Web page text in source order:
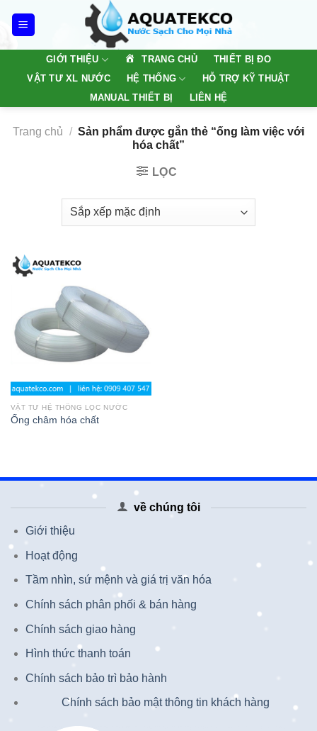
GIỚI THIỆU TRANG CHỦ
THIẾT BỊ ĐO
VẬT TƯ XL NƯỚC
HỆ THỐNG
HỖ TRỢ KỸ THUẬT
MANUAL THIẾT BỊ
LIÊN HỆ
Trang chủ / Sản phẩm được gắn thẻ “ống làm việc với
hóa chất”
LỌC
VẬT TƯ HỆ THỐNG LỌC NƯỚC
Ống châm hóa chất
về chúng tôi
Giới thiệu
Hoạt động
Tầm nhìn, sứ mệnh và giá trị văn hóa
Chính sách phân phối & bán hàng
Chính sách giao hàng
Hình thức thanh toán
Chính sách bảo trì bảo hành
Chính sách bảo mật thông tin khách hàng